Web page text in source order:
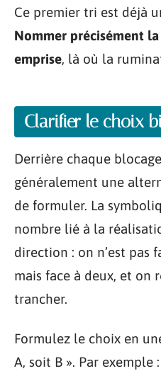
Ce premier tri est déjà
Nommer précisément
emprise, là où la
Clarifier le choix
Derrière chaque
généralement une
de formuler. La
nombre lié à la
direction : on n’est pas
mais face à deux, et on
trancher.
Formulez le choix en
A, soit B ». Par exemple